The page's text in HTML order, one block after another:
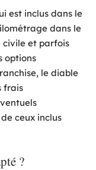
est inclus dans le
dans le
civile et parfois
options
le diable
frais
ceux inclus
?